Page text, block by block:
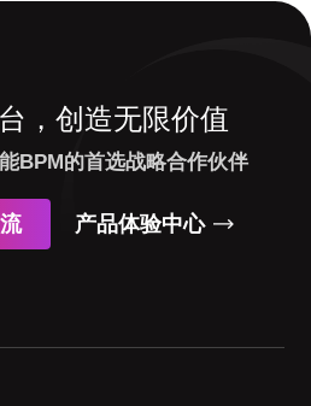
，创造无限价值
BPM的首选战略合作伙伴
产品体验中心